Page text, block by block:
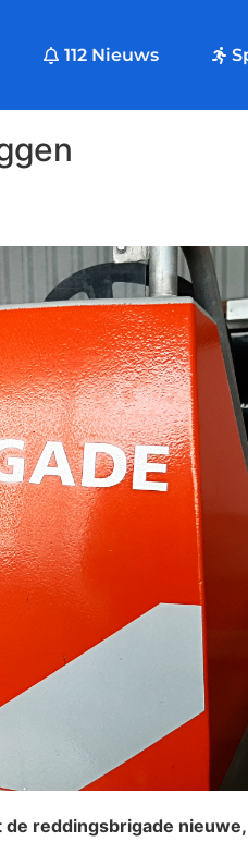
112 Nieuws
reddingsbrigade